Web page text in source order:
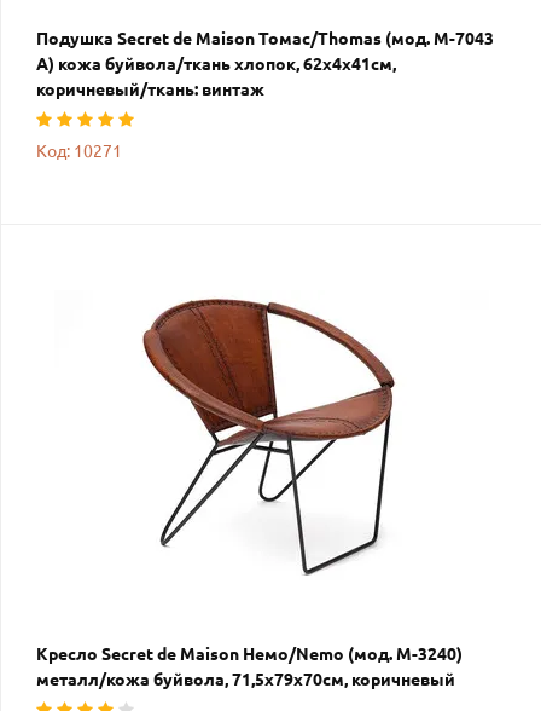
Подушка Secret de Maison Томас/Thomas (мод. M-7043
А) кожа буйвола/ткань хлопок, 62х4х41см,
коричневый/ткань: винтаж
Код: 10271
Кресло Secret de Maison Немо/Nemo (мод. M-3240)
металл/кожа буйвола, 71,5х79х70см, коричневый